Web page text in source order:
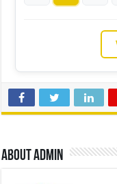
About admin